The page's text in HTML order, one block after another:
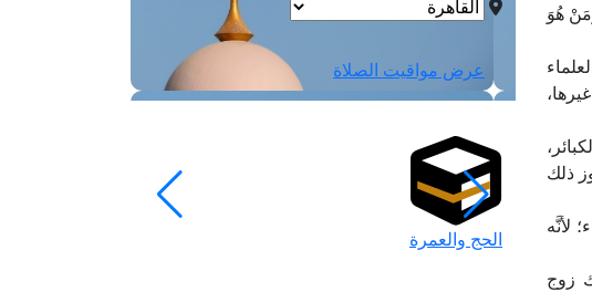
هُوَ
ذلك
لأنَّه
زوج
عرض مواقيت الصلاة
الحج والعمرة